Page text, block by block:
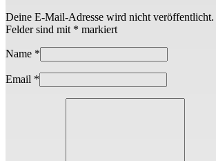
Deine E-Mail-Adresse wird nicht veröffentlicht.
Felder sind mit * markiert
Name *
Email *